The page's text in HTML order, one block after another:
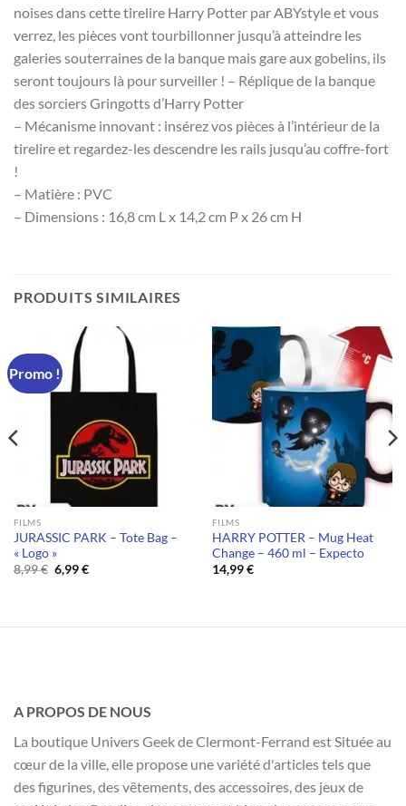
noises dans cette tirelire Harry Potter par ABYstyle et vous
verrez, les pièces vont tourbillonner jusqu’à atteindre les
galeries souterraines de la banque mais gare aux gobelins, ils
seront toujours là pour surveiller ! – Réplique de la banque
des sorciers Gringotts d’Harry Potter
– Mécanisme innovant : insérez vos pièces à l’intérieur de la
tirelire et regardez-les descendre les rails jusqu’au coffre-fort
!
– Matière : PVC
– Dimensions : 16,8 cm L x 14,2 cm P x 26 cm H
PRODUITS SIMILAIRES
Promo !
FILMS
JURASSIC PARK – Tote Bag –
« Logo »
8,99€ Le
prix
6,99€Le
FILMS
HARRY POTTER – Mug Heat
Change – 460 ml – Expecto
14,99€
A PROPOS DE NOUS
La boutique Univers Geek de Clermont-Ferrand est Située au
cœur de la ville, elle propose une variété d'articles tels que
des figurines, des vêtements, des accessoires, des jeux de